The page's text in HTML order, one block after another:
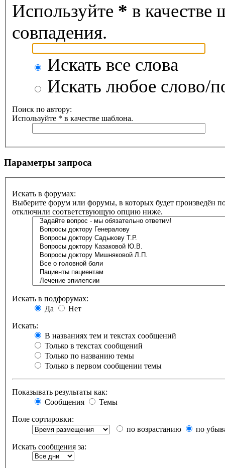
Используйте * в качестве
совпадения.
Искать все слова
Искать любое слово/
Поиск по автору:
Используйте * в качестве шаблона.
Параметры запроса
Искать в форумах:
Выберите форум или форумы, в которых будет произведён
отключили соответствующую опцию ниже.
Искать в подфорумах:
Да
Нет
Искать:
В названиях тем и текстах сообщений
Только в текстах сообщений
Только по названию темы
Только в первом сообщении темы
Показывать результаты как:
Сообщения
Темы
Поле сортировки:
по возрастанию
по
Искать сообщения за: